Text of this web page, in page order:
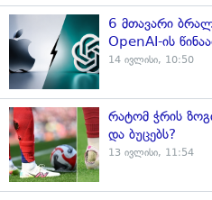
6 მთავარი
OpenAI-ის
14 ივლისი, 10:50
რატომ ჭრის
და ბუცებს?
13 ივლისი, 11:54